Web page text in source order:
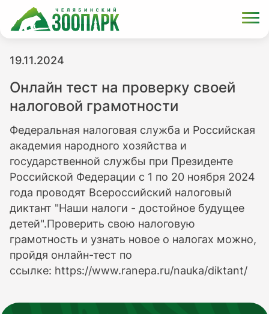
19.11.2024
Онлайн тест на проверку своей
налоговой грамотности
Федеральная налоговая служба и Российская
академия народного хозяйства и
государственной службы при Президенте
Российской Федерации с 1 по 20 ноября 2024
года проводят Всероссийский налоговый
диктант "Наши налоги - достойное будущее
детей".Проверить свою налоговую
грамотность и узнать новое о налогах можно,
пройдя онлайн-тест по
ссылке: https://www.ranepa.ru/nauka/diktant/